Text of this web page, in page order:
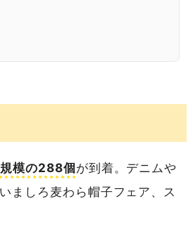
模の288個 が到着。デニムや
ましろ麦わら帽子フェア、ス